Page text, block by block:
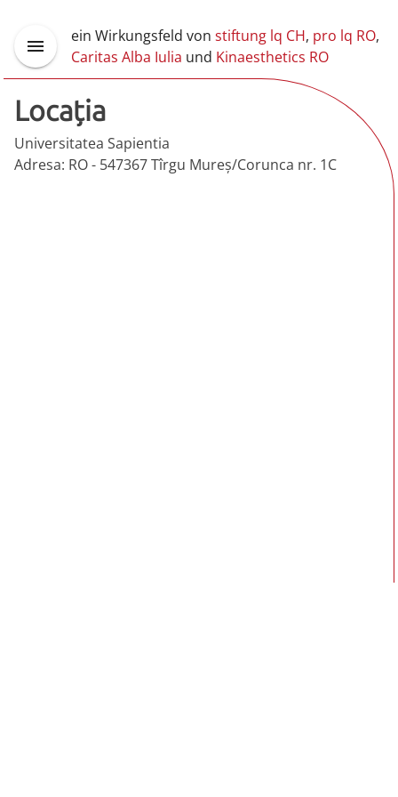
ein Wirkungsfeld von stiftung lq CH, pro lq RO,
Caritas Alba Iulia und Kinaesthetics RO
Locaţia
Universitatea Sapientia
Adresa: RO - 547367 Tîrgu Mureş/Corunca nr. 1C